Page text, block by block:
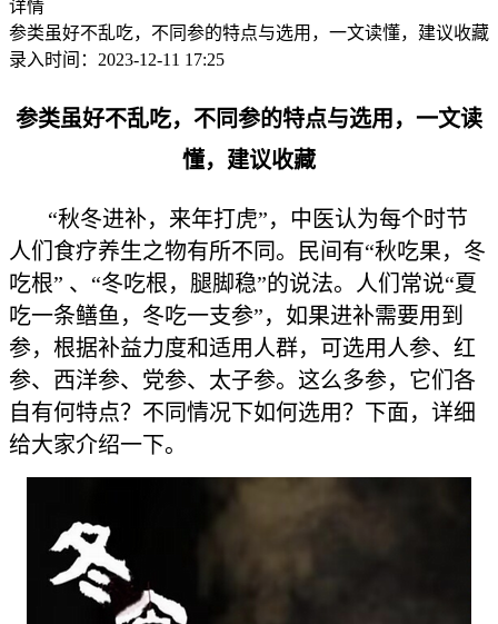
详情
参类虽好不乱吃，不同参的特点与选用，一文读懂，建议收藏
录入时间：2023-12-11 17:25
参类虽好不乱吃，不同参的特点与选用，一文读
懂，建议收藏
“秋冬进补，来年打虎”，中医认为每个时节
人们食疗养生之物有所不同。民间有“秋吃果，冬
吃根” 、“冬吃根，腿脚稳”的说法。人们常说“夏
吃一条鳝鱼，冬吃一支参”，如果进补需要用到
参，根据补益力度和适用人群，可选用人参、红
参、西洋参、党参、太子参。这么多参，它们各
自有何特点？不同情况下如何选用？下面，详细
给大家介绍一下。